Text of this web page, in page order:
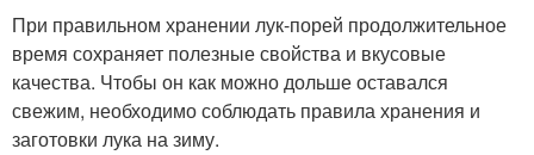
При правильном хранении лук-порей продолжительное
время сохраняет полезные свойства и вкусовые
качества. Чтобы он как можно дольше оставался
свежим, необходимо соблюдать правила хранения и
заготовки лука на зиму.